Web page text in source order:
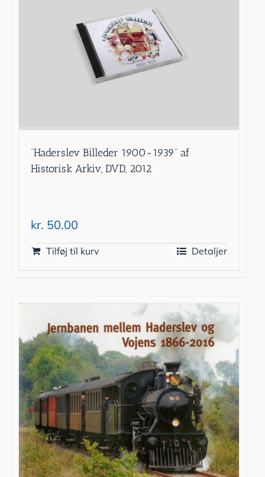
”Haderslev Billeder 1900-1939” af
Historisk Arkiv, DVD, 2012
kr. 50.00
Tilføj til kurv Detaljer